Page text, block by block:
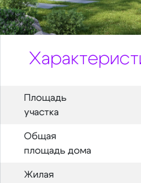
Площадь
участка
Общая
площадь дома
Жилая